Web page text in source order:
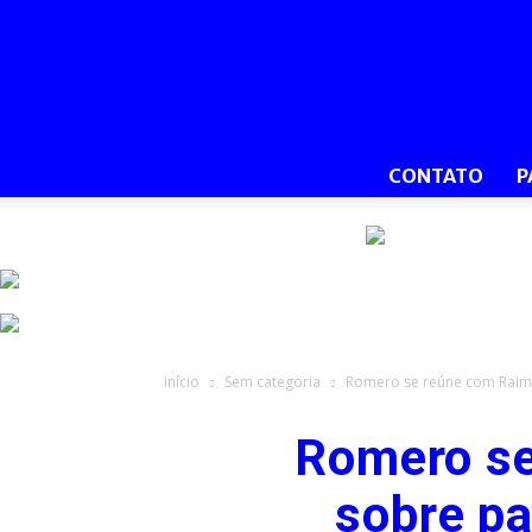
CONTATO
Início Sem categoria Romero se reúne com
Romero
sobre